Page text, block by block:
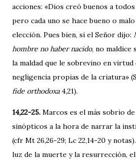
acciones: «Dios creó buenos a
pero cada uno se hace bueno o
elección. Pues bien, si el Señor dijo:
hombre no haber nacido, no maldice
la maldad que le sobrevino en virtud
negligencia propias de la criatura»
fide orthodoxa4,21).
14,22-25. Marcos es el más sobrio
sinópticos a la hora de narrar la
(cfr Mt 26,26-29; Lc 22,14-20 y
luz de la muerte y la resurrección,